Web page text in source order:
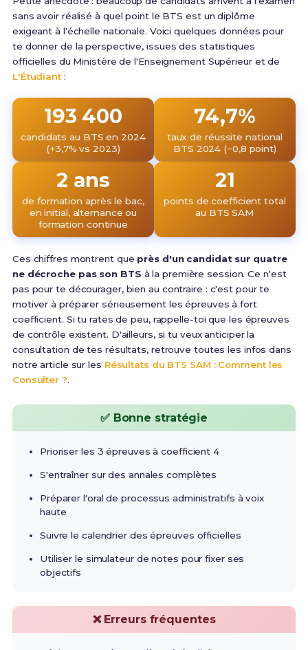
sans avoir réalisé à quel point le BTS est un diplôme
exigeant à l'échelle nationale. Voici quelques données pour
te donner de la perspective, issues des statistiques
officielles du Ministère de l'Enseignement Supérieur et de
L'Étudiant:
193 400
candidats au BTS en 2024
(+3,7% vs 2023)
74,7%
taux de réussite national
BTS 2024 (−0,8 point)
2 ans
de formation après le bac,
en initial, alternance ou
formation continue
21
points de coefficient total
au BTS SAM
Ces chiffres montrent que près d'un candidat sur quatre
ne décroche pas son BTS à la première session. Ce n'est
pas pour te décourager, bien au contraire : c'est pour te
motiver à préparer sérieusement les épreuves à fort
coefficient. Si tu rates de peu, rappelle-toi que les épreuves
de contrôle existent. D'ailleurs, si tu veux anticiper la
consultation de tes résultats, retrouve toutes les infos dans
notre article sur les Résultats du BTS SAM : Comment les
Consulter ?.
✅ Bonne stratégie
Prioriser les 3 épreuves à coefficient 4
S'entraîner sur des annales complètes
Préparer l'oral de processus administratifs à voix
haute
Suivre le calendrier des épreuves officielles
Utiliser le simulateur de notes pour fixer ses
objectifs
❌ Erreurs fréquentes